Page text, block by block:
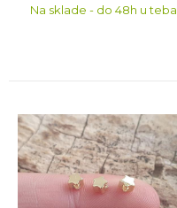
Na sklade - do 48h u teba